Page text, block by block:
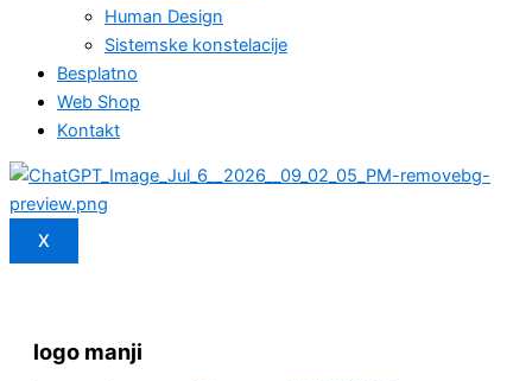
Human Design
Sistemske konstelacije
Besplatno
Web Shop
Kontakt
X
logo manji